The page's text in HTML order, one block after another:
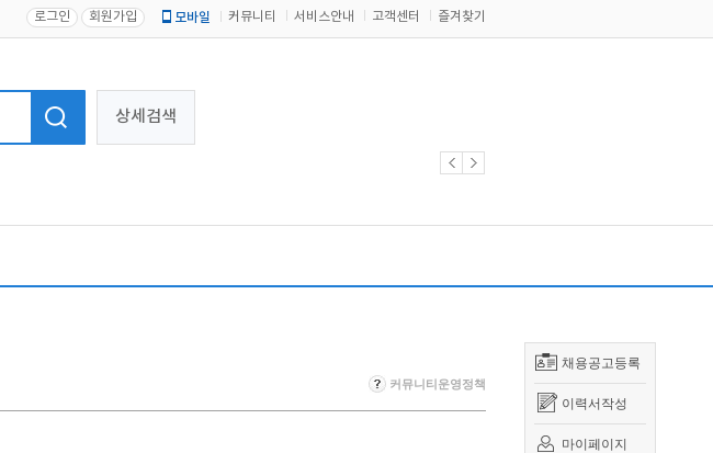
로그인 회원가입 모바일 커뮤니티 서비스안내 고객센터 즐겨찾기
상세검색
채용공고등록
이력서작성
마이페이지
커뮤니티운영정책